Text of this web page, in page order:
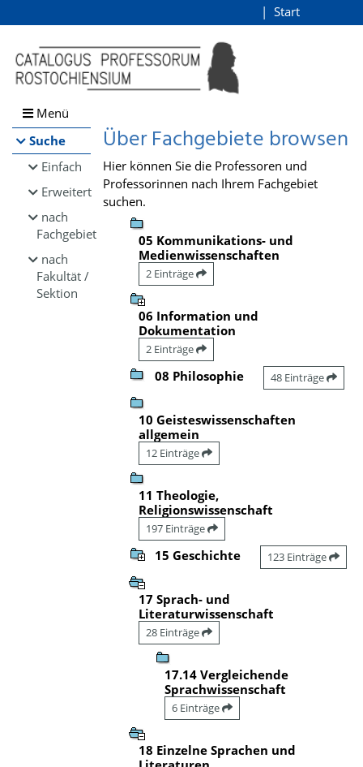
Browsen
direkt zum Inhalt
Start
Menü
Suche
Einfach
Erweitert
nach
Fachgebiet
nach
Fakultät /
Sektion
Über Fachgebiete browsen
Hier können Sie die Professoren und
Professorinnen nach Ihrem Fachgebiet
suchen.
05 Kommunikations- und
Medienwissenschaften
2 Einträge
06 Information und
Dokumentation
2 Einträge
08 Philosophie 48 Einträge
10 Geisteswissenschaften
allgemein
12 Einträge
11 Theologie,
Religionswissenschaft
197 Einträge
15 Geschichte 123 Einträge
17 Sprach- und
Literaturwissenschaft
28 Einträge
17.14 Vergleichende
Sprachwissenschaft
6 Einträge
18 Einzelne Sprachen und